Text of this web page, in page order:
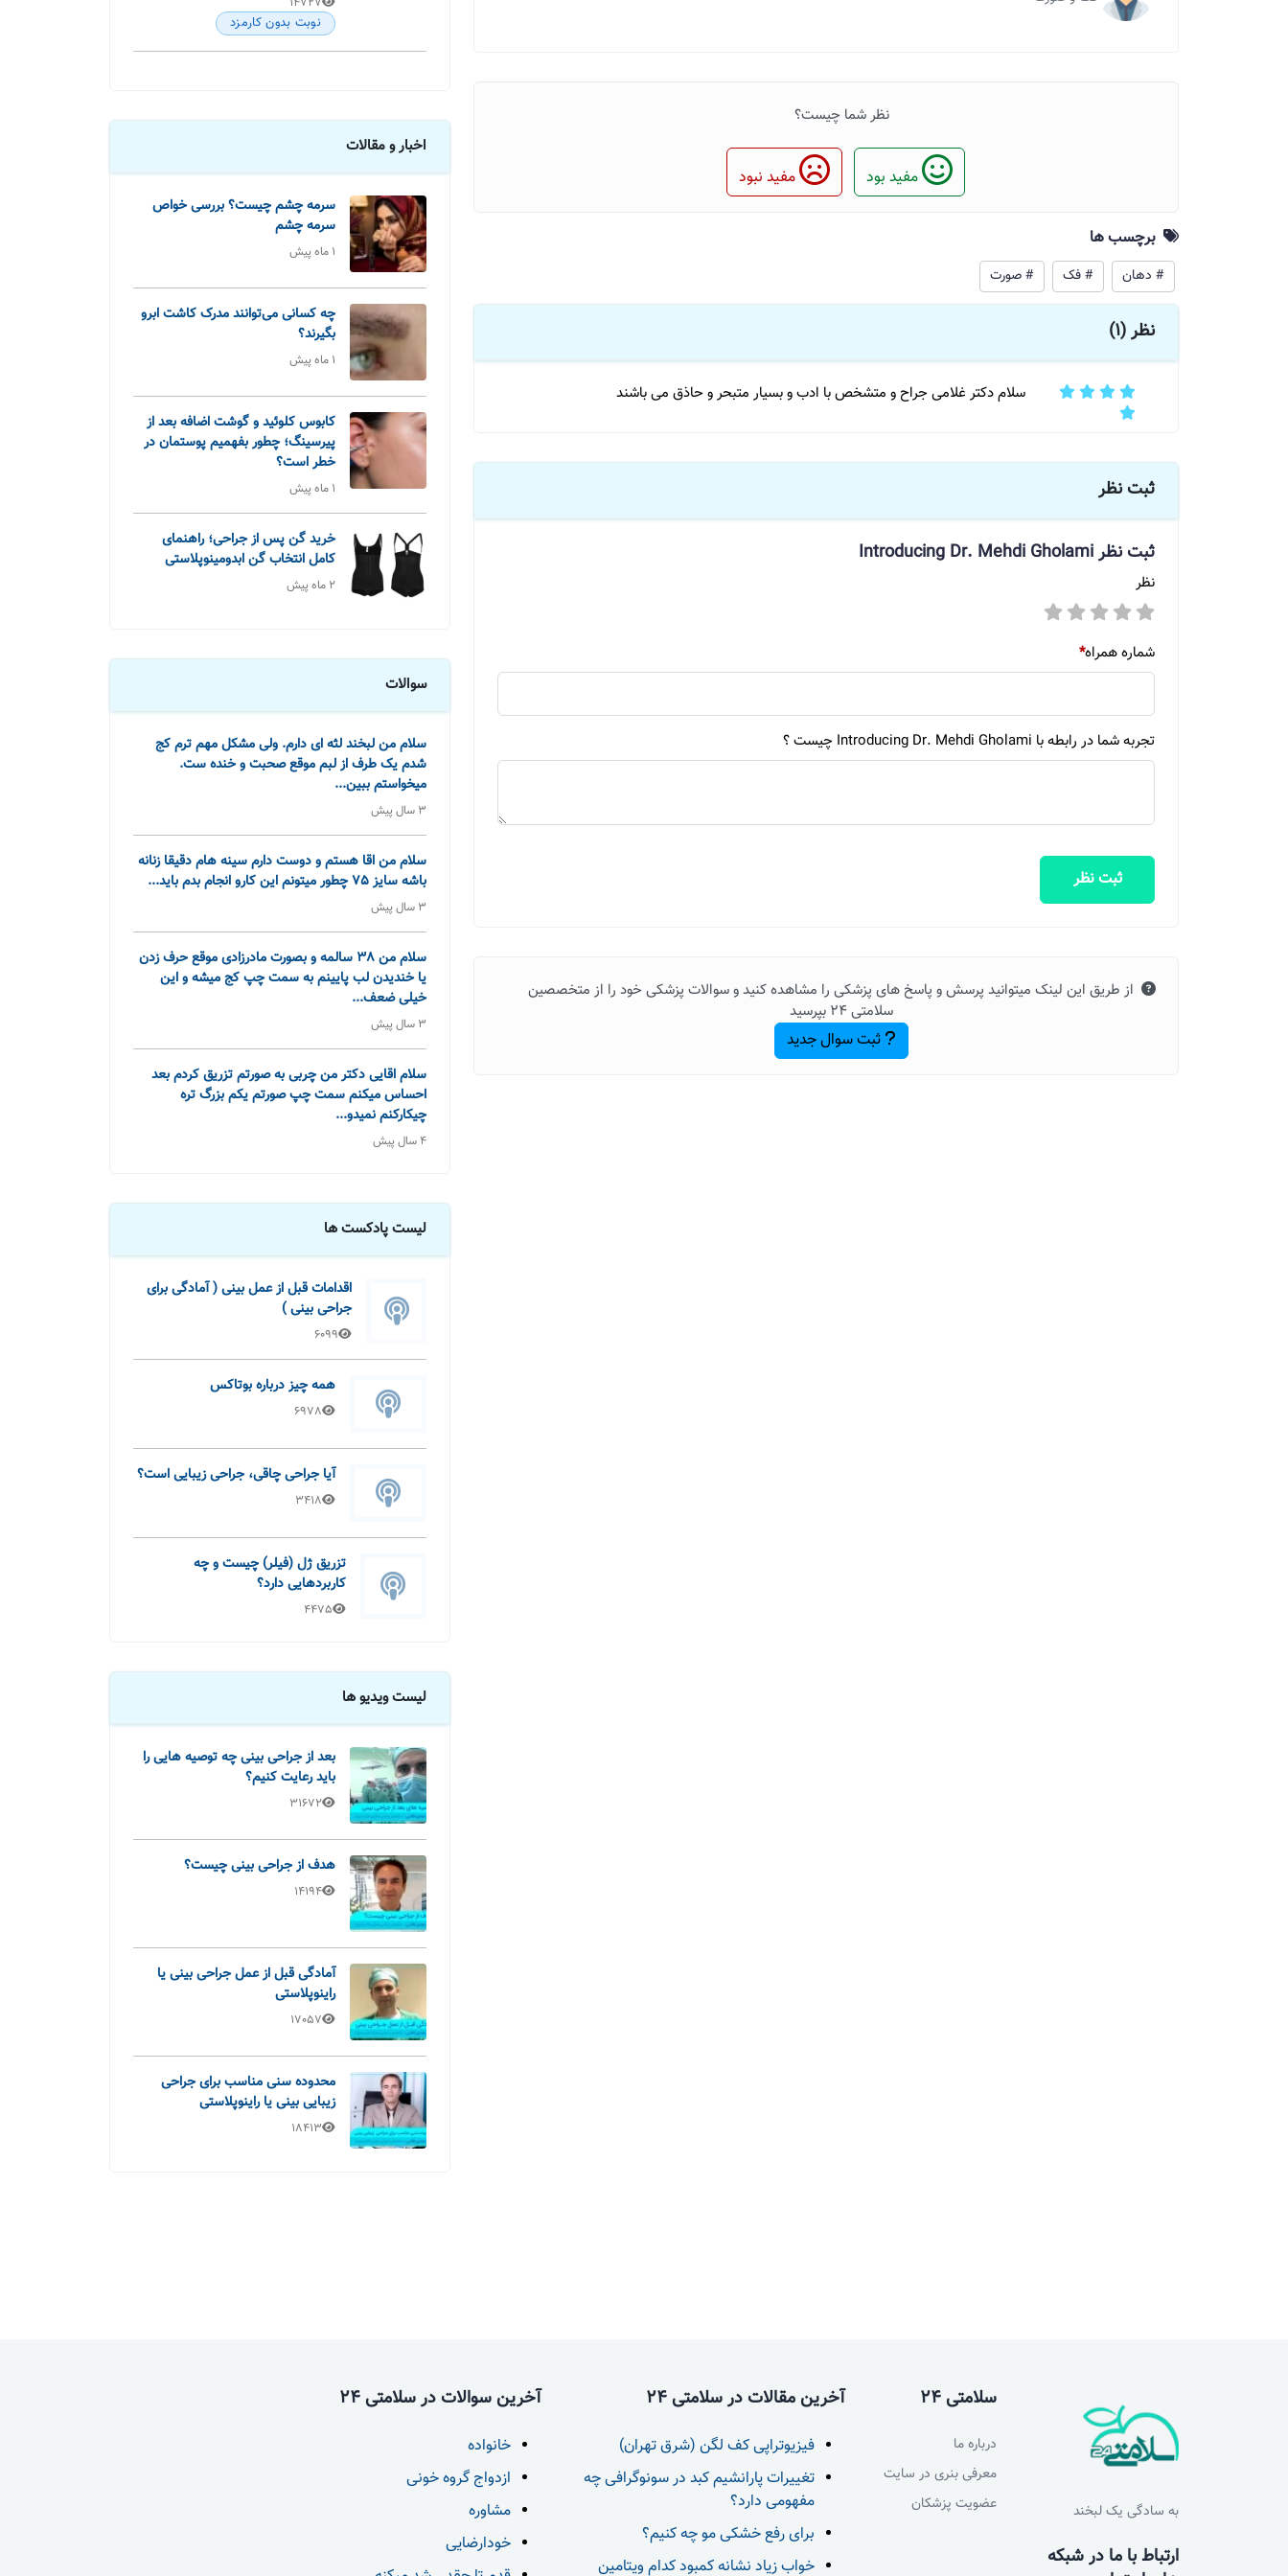
نظر شما چیست؟
مفید بود مفید نبود
برچسب ها
# دهان # فک # صورت
نظر (1)
سلام دکتر غلامی جراح و متشخص با ادب و بسیار متبحر و حاذق می باشند
ثبت نظر
ثبت نظرIntroducing Dr. Mehdi Gholami
نظر
شماره همراه*
تجربه شما در رابطه با Introducing Dr. Mehdi Gholami چیست ؟
ثبت نظر
از طریق این لینک میتوانید پرسش و پاسخ های پزشکی را مشاهده کنید و سوالات پزشکی خود را از متخصصین
سلامتی 24 بپرسید
ثبت سوال جدید
نوبت بدون کارمزد
اخبار و مقالات
سرمه چشم چیست؟ بررسی خواص
سرمه چشم
1 ماه پیش
چه کسانی می‌توانند مدرک کاشت ابرو
بگیرند؟
1 ماه پیش
کابوس کلوئید و گوشت اضافه بعد از
پیرسینگ؛ چطور بفهمیم پوستمان در
خطر است؟
1 ماه پیش
خرید گن پس از جراحی؛ راهنمای
کامل انتخاب گن ابدومینوپلاستی
2 ماه پیش
سوالات
سلام‌ من لبخند لثه ای دارم. ولی مشکل مهم ترم کج
شدم یک طرف از لبم موقع صحبت و خنده ست.
میخواستم ببین...
3 سال پیش
سلام من اقا هستم و دوست دارم سینه هام دقیقا زنانه
باشه سایز 75 چطور میتونم این کارو انجام بدم باید...
3 سال پیش
سلام من 38 سالمه و بصورت مادرزادی موقع حرف زدن
یا خندیدن لب پایینم به سمت چپ کج میشه و این
خیلی ضعف...
3 سال پیش
سلام اقایی دکتر من چربی به صورتم تزریق کردم بعد
احساس میکنم سمت چپ صورتم یکم بزرگ تره
چیکارکنم نمیدو...
4 سال پیش
لیست پادکست ها
اقدامات قبل از عمل بینی ( آمادگی برای
جراحی بینی )
6099
همه چیز درباره بوتاکس
6978
آیا جراحی چاقی، جراحی زیبایی است؟
3418
تزریق ژل (فیلر) چیست و چه
کاربردهایی دارد؟
4475
لیست ویدیو ها
بعد از جراحی بینی چه توصیه هایی را
باید رعایت کنیم؟
31672
هدف از جراحی بینی چیست؟
14194
آمادگی قبل از عمل جراحی بینی یا
راینوپلاستی
17057
محدوده سنی مناسب برای جراحی
زیبایی بینی یا راینوپلاستی
18413
به سادگی یک لبخند
ارتباط با ما در شبکه
سلامتی 24
درباره ما
معرفی بنری در سایت
عضویت پزشکان
آخرین مقالات در سلامتی 24
فیزیوتراپی کف لگن (شرق تهران)
تغییرات پارانشیم کبد در سونوگرافی چه
مفهومی دارد؟
برای رفع خشکی مو چه کنیم؟
خواب زیاد نشانه کمبود کدام ویتامین
آخرین سوالات در سلامتی 24
خانواده
ازدواج گروه خونی
مشاوره
خودارضایی